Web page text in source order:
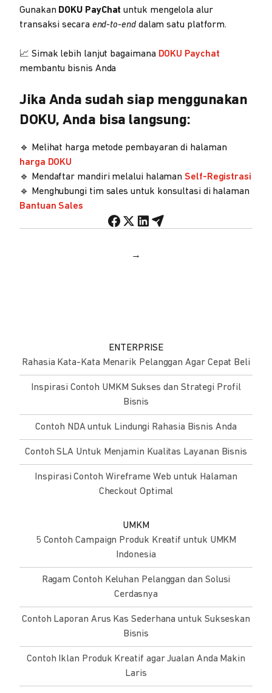
Gunakan DOKU PayChat untuk mengelola alur
transaksi secara end-to-end dalam satu platform.
📈 Simak lebih lanjut bagaimana DOKU Paychat
membantu bisnis Anda
Jika Anda sudah siap menggunakan
DOKU, Anda bisa langsung:
🔹 Melihat harga metode pembayaran di halaman
harga DOKU
🔹 Mendaftar mandiri melalui halaman Self-Registrasi
🔹 Menghubungi tim sales untuk konsultasi di halaman
Bantuan Sales
→
ENTERPRISE
Rahasia Kata-Kata Menarik Pelanggan Agar Cepat Beli
Inspirasi Contoh UMKM Sukses dan Strategi Profil
Bisnis
Contoh NDA untuk Lindungi Rahasia Bisnis Anda
Contoh SLA Untuk Menjamin Kualitas Layanan Bisnis
Inspirasi Contoh Wireframe Web untuk Halaman
Checkout Optimal
UMKM
5 Contoh Campaign Produk Kreatif untuk UMKM
Indonesia
Ragam Contoh Keluhan Pelanggan dan Solusi
Cerdasnya
Contoh Laporan Arus Kas Sederhana untuk Sukseskan
Bisnis
Contoh Iklan Produk Kreatif agar Jualan Anda Makin
Laris